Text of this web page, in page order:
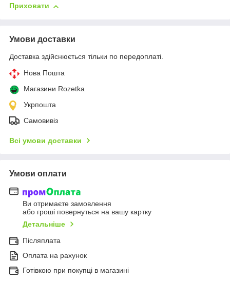
Приховати
Умови доставки
Доставка здійснюється тільки по передоплаті.
Нова Пошта
Магазини Rozetka
Укрпошта
Самовивіз
Всі умови доставки
Умови оплати
Ви отримаєте замовлення
або гроші повернуться на вашу картку
Детальніше
Післяплата
Оплата на рахунок
Готівкою при покупці в магазині